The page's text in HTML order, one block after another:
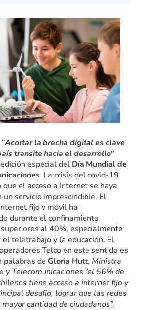
Acortar la brecha digital es clave
transite hacia el desarrollo”
especial del Día Mundial de
. La crisis del covid-19
que el acceso a Internet se haya
un servicio imprescindible. El
fijo y móvil ha
durante el confinamiento
al 40%, especialmente
el teletrabajo y la educación. El
Telco en este sentido es
palabras de Gloria Hutt, Ministra
y Telecomunicaciones “el 56% de
tiene acceso a internet fijo y
desafío, lograr que las redes
cantidad de ciudadanos”.